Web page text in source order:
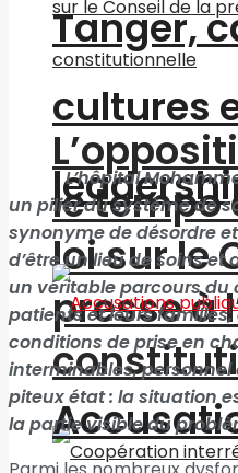
le tempo
loi sur le
presse à
Tanger,
cultures
L’hôpital
un pilier du système de
synonyme de désordre
d’être un lieu de soins et
un véritable parcours
patients et leurs
conditions de prise en
interminables,
piteux état : la situation
la partie visible du